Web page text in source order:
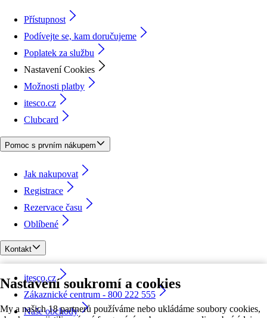
Nastavení soukromí a cookies
My a našich 18 partnerů používáme nebo ukládáme soubory cookies,
Přístupnost
Podívejte se, kam doručujeme
Poplatek za službu
Nastavení Cookies
Možnosti platby
itesco.cz
Clubcard
Pomoc s prvním nákupem
Jak nakupovat
Registrace
Rezervace času
Oblíbené
Kontakt
itesco.cz
Zákaznické centrum - 800 222 555
Naše obchody